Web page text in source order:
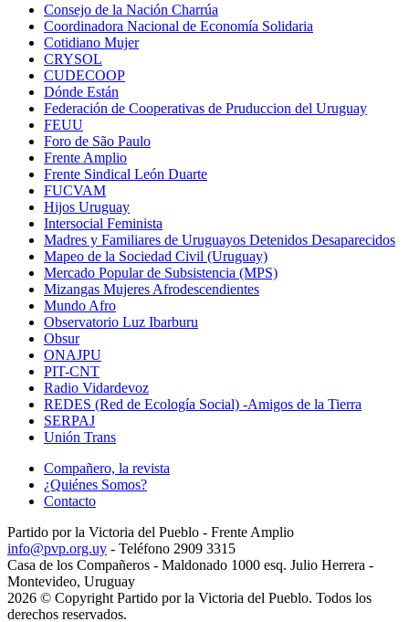
Consejo de la Nación Charrúa
Coordinadora Nacional de Economía Solidaria
Cotidiano Mujer
CRYSOL
CUDECOOP
Dónde Están
Federación de Cooperativas de Pruduccion del Uruguay
FEUU
Foro de São Paulo
Frente Amplio
Frente Sindical León Duarte
FUCVAM
Hijos Uruguay
Intersocial Feminista
Madres y Familiares de Uruguayos Detenidos Desaparecidos
Mapeo de la Sociedad Civil (Uruguay)
Mercado Popular de Subsistencia (MPS)
Mizangas Mujeres Afrodescendientes
Mundo Afro
Observatorio Luz Ibarburu
Obsur
ONAJPU
PIT-CNT
Radio Vidardevoz
REDES (Red de Ecología Social) -Amigos de la Tierra
SERPAJ
Unión Trans
Compañero, la revista
¿Quiénes Somos?
Contacto
Partido por la Victoria del Pueblo - Frente Amplio
info@pvp.org.uy - Teléfono 2909 3315
Casa de los Compañeros - Maldonado 1000 esq. Julio Herrera -
Montevideo, Uruguay
2026 © Copyright Partido por la Victoria del Pueblo. Todos los
derechos reservados.